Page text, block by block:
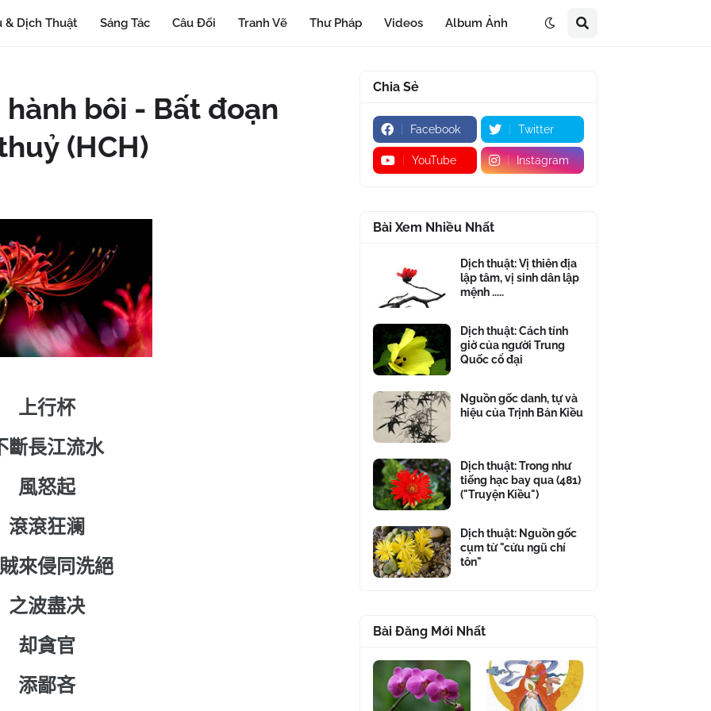
& Dịch Thuật Sáng Tác Câu Đối Tranh Vẽ Thư Pháp Videos Album Ảnh
bôi - Bất đoạn
(HCH)
上行杯
斷長江流水
風怒起
滾滾狂澜
來侵同洗絕
之波盡决
却貪官
添鄙吝
Chia Sẻ
Facebook Twitter
YouTube Instagram
Bài Xem Nhiều Nhất
Dịch thuật: Vị thiên địa
lập tâm, vị sinh dân lập
mệnh .....
Dịch thuật: Cách tính
giờ của người Trung
Quốc cổ đại
Nguồn gốc danh, tự và
hiệu của Trịnh Bản Kiều
Dịch thuật: Trong như
tiếng hạc bay qua (481)
("Truyện Kiều")
Dịch thuật: Nguồn gốc
cụm từ "cửu ngũ chí
tôn"
Bài Đăng Mới Nhất